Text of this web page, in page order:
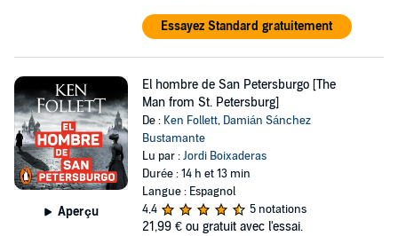
Essayez Standard gratuitement
Aperçu
El hombre de San Petersburgo [The
Man from St. Petersburg]
De : Ken Follett, Damián Sánchez
Bustamante
Lu par :Jordi Boixaderas
Durée : 14 h et 13 min
Langue : Espagnol
4,4
5 notations
21,99 € ou gratuit avec l'essai.